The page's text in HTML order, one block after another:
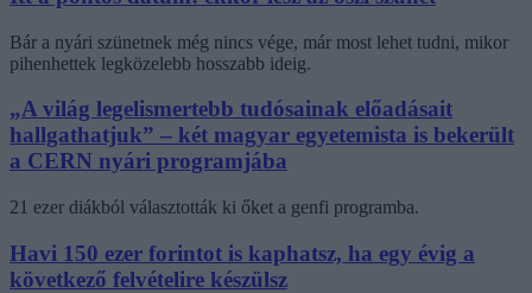
Bár a nyári szünetnek még nincs vége, már most lehet tudni, mikor
pihenhettek legközelebb hosszabb ideig.
„A világ legelismertebb tudósainak előadásait
hallgathatjuk” – két magyar egyetemista is bekerült
a CERN nyári programjába
21 ezer diákból választották ki őket a genfi programba.
Havi 150 ezer forintot is kaphatsz, ha egy évig a
következő felvételire készülsz